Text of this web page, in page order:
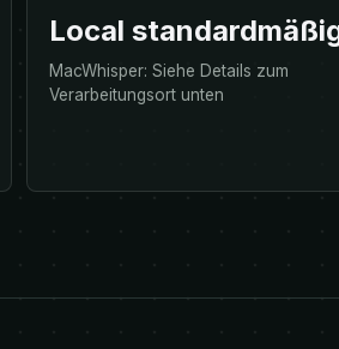
Local
MacWhisper: Siehe Details zum
Verarbeitungsort unten